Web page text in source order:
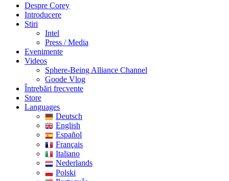
Despre Corey
Introducere
Stiri
Intel
Press / Media
Evenimente
Videos
Sphere-Being Alliance Channel
Goode Vlog
Întrebări frecvente
Store
Languages
Deutsch
English
Español
Français
Italiano
Nederlands
Polski